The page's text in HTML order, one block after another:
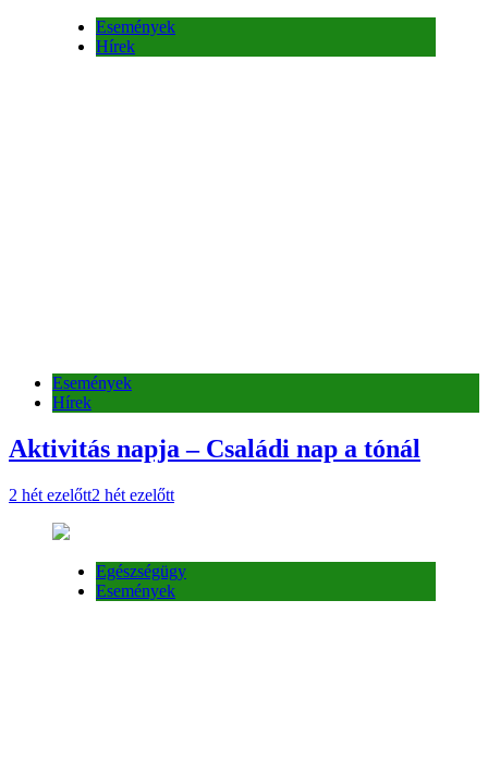
Események
Hírek
Események
Hírek
Aktivitás napja – Családi nap a tónál
2 hét ezelőtt2 hét ezelőtt
Egészségügy
Események